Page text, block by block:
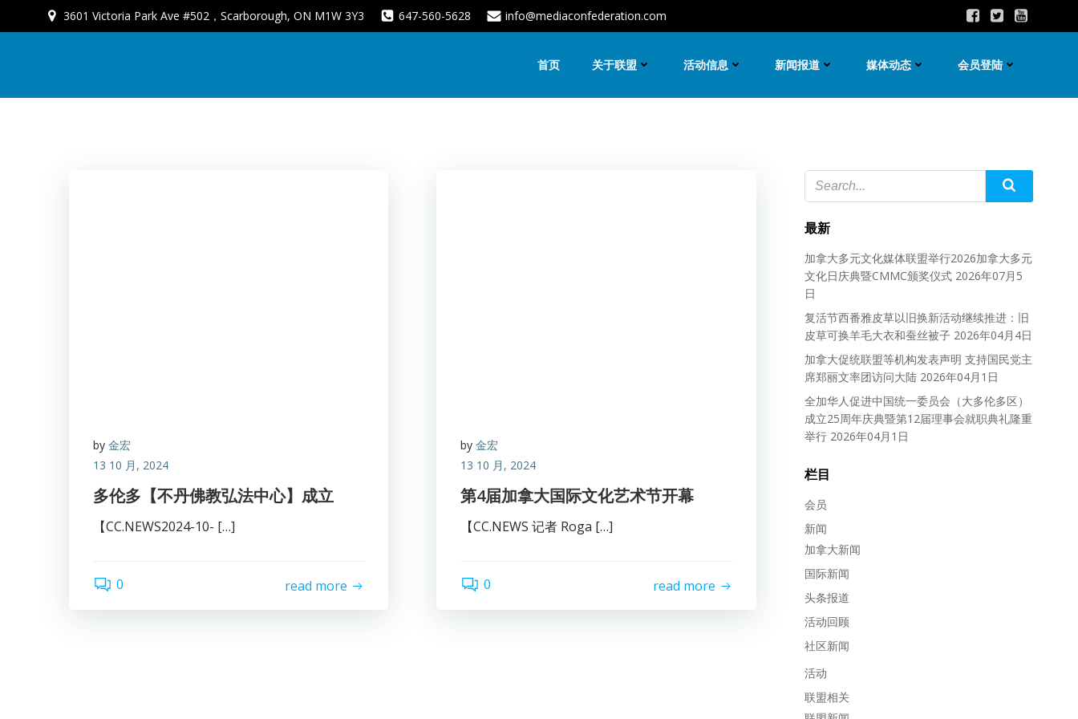
3601 Victoria Park Ave #502，Scarborough, ON M1W 3Y3 647-560-5628 info@mediaconfederation.com
首页 关于联盟 活动信息 新闻报道 媒体动态 会员登陆
by 金宏
13 10 月, 2024
多伦多【不丹佛教弘法中心】成立
【CC.NEWS2024-10- […]
0 read more
by金宏
13 10 月, 2024
第4届加拿大国际文化艺术节开幕
【CC.NEWS 记者 Roga […]
0 read more
最新
加拿大多元文化媒体联盟举行2026加拿大多元
文化日庆典暨CMMC颁奖仪式 2026年07月5
日
复活节西番雅皮草以旧换新活动继续推进：旧
皮草可换羊毛大衣和蚕丝被子 2026年04月4日
加拿大促统联盟等机构发表声明 支持国民党主
席郑丽文率团访问大陆 2026年04月1日
全加华人促进中国统一委员会（大多伦多区）
成立25周年庆典暨第12届理事会就职典礼隆重
举行 2026年04月1日
栏目
会员
新闻
加拿大新闻
国际新闻
头条报道
活动回顾
社区新闻
活动
联盟相关